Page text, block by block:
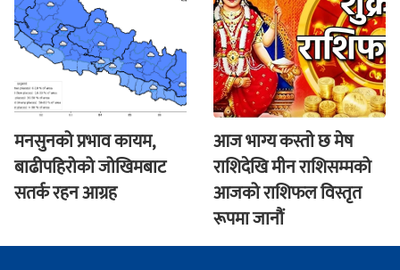
मनसुनको प्रभाव कायम,
बाढीपहिरोको जोखिमबाट
सतर्क रहन आग्रह
आज भाग्य कस्ताे छ मेष
राशिदेखि मीन राशिसम्मको
आजको राशिफल विस्तृत
रूपमा जानौं